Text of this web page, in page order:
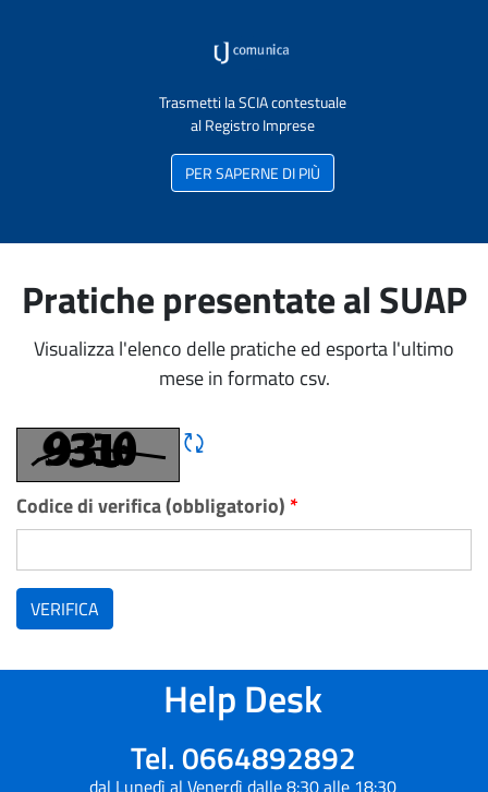
Trasmetti la SCIA contestuale
al Registro Imprese
PER SAPERNE DI PIÙ
Pratiche presentate al SUAP
Visualizza l'elenco delle pratiche ed esporta l'ultimo
mese in formato csv.
Rigene CAPTCHA
Codice di verifica (obbligatorio) *
VERIFICA
Help Desk
Tel. 0664892892
dal Lunedì al Venerdì dalle 8:30 alle 18:30